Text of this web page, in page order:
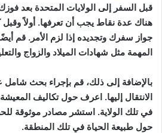
قبل السفر إلى الولايات المتحدة بعد
هناك عدة نقاط يجب أن تعرفها. أولاً
جواز سفرك وتجديده إذا لزم الأمر. قم
المهمة مثل شهادات الميلاد والزواج
بالإضافة إلى ذلك، قم بإجراء بحث شامل
الانتقال إليها. اعرف حول تكاليف
في تلك الولاية. استشر مصادر موثوقة
حول طبيعة الحياة في تلك المنطقة.